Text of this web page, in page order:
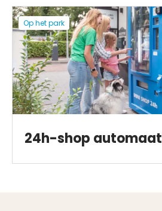
Op het park
24h-shop automaat